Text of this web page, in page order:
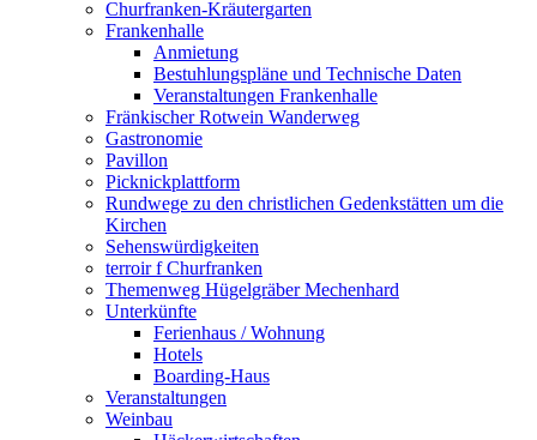
Churfranken-Kräutergarten
Frankenhalle
Anmietung
Bestuhlungspläne und Technische Daten
Veranstaltungen Frankenhalle
Fränkischer Rotwein Wanderweg
Gastronomie
Pavillon
Picknickplattform
Rundwege zu den christlichen Gedenkstätten um die
Kirchen
Sehenswürdigkeiten
terroir f Churfranken
Themenweg Hügelgräber Mechenhard
Unterkünfte
Ferienhaus / Wohnung
Hotels
Boarding-Haus
Veranstaltungen
Weinbau